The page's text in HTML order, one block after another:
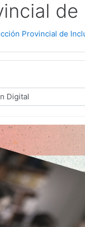
Provincial de